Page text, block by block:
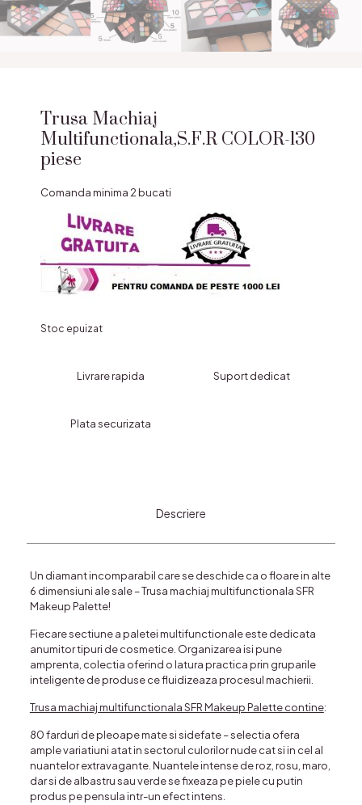
Trusa Machiaj
Multifunctionala,S.F.R COLOR-130
piese
Comanda minima 2 bucati
Stoc epuizat
Livrare rapida Suport dedicat
Plata securizata
Descriere
Un diamant incomparabil care se deschide ca o floare in alte
6 dimensiuni ale sale –Trusa machiaj multifunctionala SFR
Makeup Palette!
Fiecare sectiune a paletei multifunctionale este dedicata
anumitor tipuri de cosmetice. Organizarea isi pune
amprenta, colectia oferind o latura practica prin gruparile
inteligente de produse ce fluidizeaza procesul machierii.
Trusa machiaj multifunctionala SFR Makeup Palette contine:
80 farduri de pleoape mate si sidefate– selectia ofera
ample variatiuni atat in sectorul culorilor nude cat si in cel al
nuantelor extravagante. Nuantele intense de roz, rosu, maro,
dar si de albastru sau verde se fixeaza pe piele cu putin
produs pe pensula intr-un efect intens.